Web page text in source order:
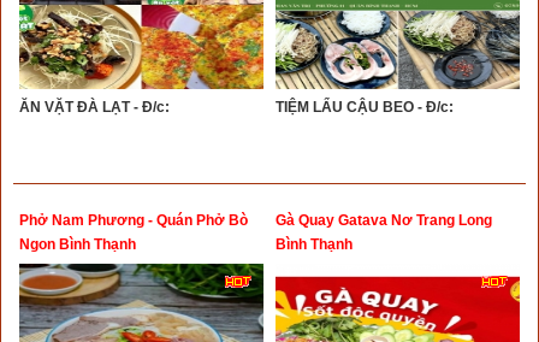
ĂN VẶT ĐÀ LẠT - Đ/c: TIỆM LẨU CẬU BEO - Đ/c:
Phở Nam Phương - Quán Phở Bò
Ngon Bình Thạnh
Gà Quay Gatava Nơ Trang Long
Bình Thạnh